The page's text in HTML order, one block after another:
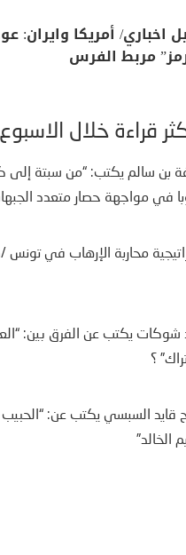
اخباري/ أمريكا وايران:
مربط الفرس
قراءة خلال الأسبوع
بن سالم يكتب: “من سبتة إلى
في مواجهة حصار متعدد
محاربة الإرهاب في تونس
شوكات يكتب عن الفرق بين:
؟
قايد السبسي يكتب عن: “الحبيب
الخالد”